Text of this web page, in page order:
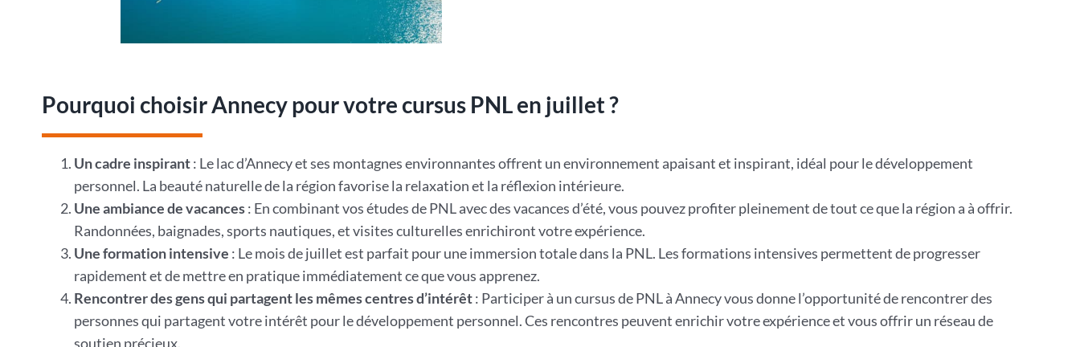
Pourquoi choisir Annecy pour votre cursus PNL en juillet ?
Un cadre inspirant: Le lac d’Annecy et ses montagnes environnantes offrent un environnement apaisant et inspirant, idéal pour le développement
personnel. La beauté naturelle de la région favorise la relaxation et la réflexion intérieure.
Une ambiance de vacances: En combinant vos études de PNL avec des vacances d’été, vous pouvez profiter pleinement de tout ce que la région a à offrir.
Randonnées, baignades, sports nautiques, et visites culturelles enrichiront votre expérience.
Une formation intensive : Le mois de juillet est parfait pour une immersion totale dans la PNL. Les formations intensives permettent de progresser
rapidement et de mettre en pratique immédiatement ce que vous apprenez.
Rencontrer des gens qui partagent les mêmes centres d’intérêt: Participer à un cursus de PNL à Annecy vous donne l’opportunité de rencontrer des
personnes qui partagent votre intérêt pour le développement personnel. Ces rencontres peuvent enrichir votre expérience et vous offrir un réseau de
soutien précieux.